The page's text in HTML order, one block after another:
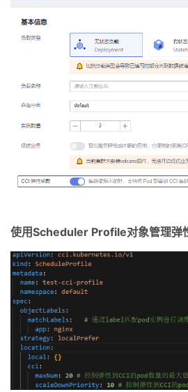
使用Scheduler Profile对象管理弹